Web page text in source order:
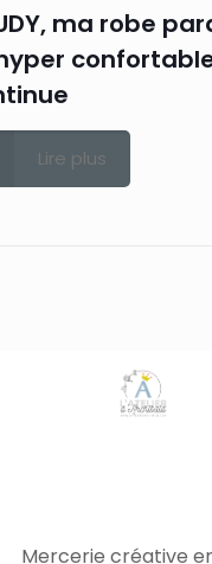
ma robe
Lire plus
Mercerie créative